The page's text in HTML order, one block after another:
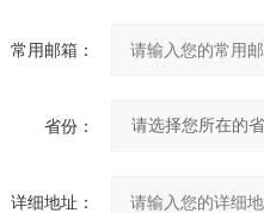
常用邮箱：
省份：
详细地址：